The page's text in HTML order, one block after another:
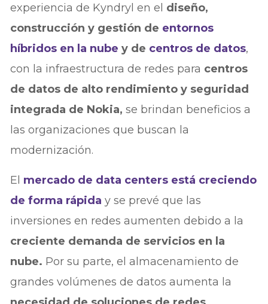
experiencia de Kyndryl en el diseño,
construcción y gestión de entornos
híbridos en la nube y de centros de datos,
con la infraestructura de redes para centros
de datos de alto rendimiento y seguridad
integrada de Nokia, se brindan beneficios a
las organizaciones que buscan la
modernización.
El mercado de data centers está creciendo
de forma rápiday se prevé que las
inversiones en redes aumenten debido a la
creciente demanda de servicios en la
nube. Por su parte, el almacenamiento de
grandes volúmenes de datos aumenta la